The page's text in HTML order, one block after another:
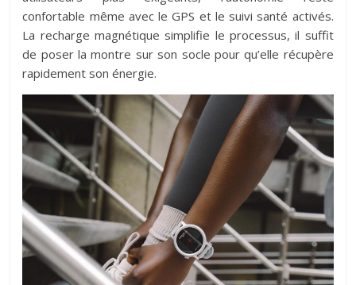
confortable même avec le GPS et le suivi santé activés.
La recharge magnétique simplifie le processus, il suffit
de poser la montre sur son socle pour qu’elle récupère
rapidement son énergie.